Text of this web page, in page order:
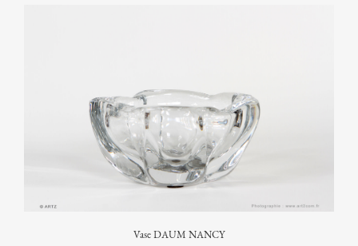
Vase DAUM NANCY